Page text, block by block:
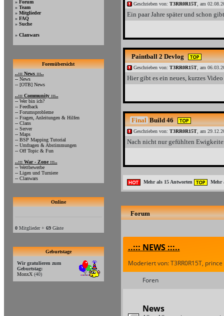
» Forum
» Team
» Mitglieder
» FAQ
» Suche
» Clanwars
Forenübersicht
..::: News :::..
-- News
-- [OTB] News
..::: Community :::..
-- Wer bin ich?
-- Feedback
-- Forumsprobleme
-- Fragen, Anleitungen & Hilfen
-- Clans
-- Server
-- Maps
-- BSP Mapping Tutorial
-- Umfragen & Abstimmungen
-- Off Topic & Fun
..::: War - Zone :::..
-- Wettbewerbe
-- Ligen und Turniere
-- Clanwars
Online
0Mitglieder + 69Gäste
Geburtstage
Wir gratulieren zum
Geburtstag:
MonxX(40)
Geschrieben von: T3RR0R15T, am
Ein paar Jahre später und schon
Paintball 2 Devlog
Geschrieben von: T3RR0R15T, am
Hier gibt es ein neues, kurzes
Final Build 46
Geschrieben von: T3RR0R15T, am
Nach nicht nur gefühlten
Mehr als 15 Antworten Mehr
Forum
..::: NEWS :::..
Moderiert von: T3RR0R15T, prince
Foren
News